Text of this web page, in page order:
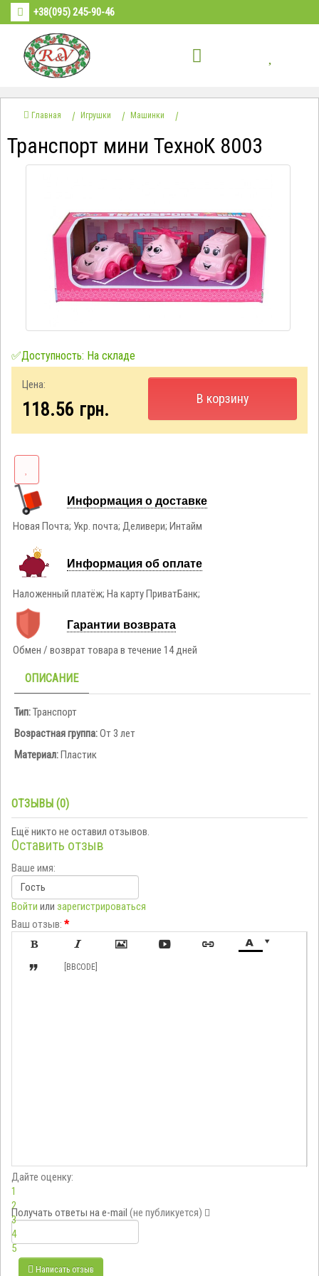
+38(095) 245-90-46
Главная Игрушки Машинки
Транспорт мини ТехноК 8003
✅Доступность: На складе
Цена:
118.56 грн.
В корзину
Информация о доставке
Новая Почта; Укр. почта; Деливери; Интайм
Информация об оплате
Наложенный платёж; На карту ПриватБанк;
Гарантии возврата
Обмен / возврат товара в течение 14 дней
ОПИСАНИЕ
Тип:Транспорт
Возрастная группа:От 3 лет
Материал:Пластик
ОТЗЫВЫ (0)
Ещё никто не оставил отзывов.
Оставить отзыв
Ваше имя:
Войти или зарегистрироваться
Ваш отзыв: *

     
 [BBCODE]
Дайте оценку:
1
2
3
4
5
Получать ответы на e-mail (не публикуется)
Написать отзыв